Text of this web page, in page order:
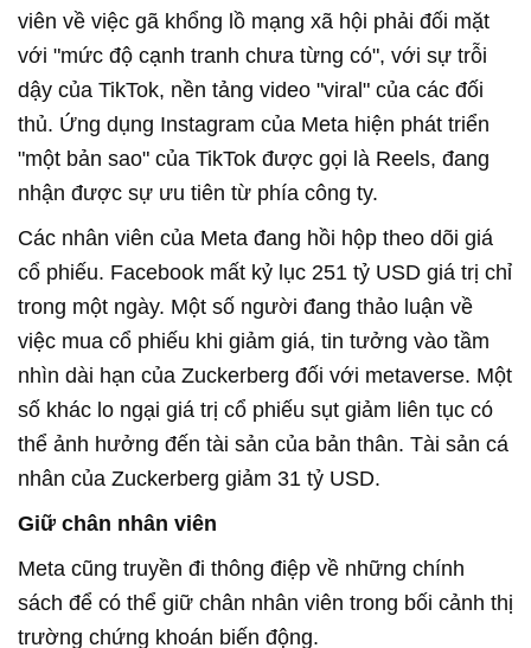
viên về việc gã khổng lồ mạng xã hội phải đối mặt
với "mức độ cạnh tranh chưa từng có", với sự trỗi
dậy của TikTok, nền tảng video "viral" của các đối
thủ. Ứng dụng Instagram của Meta hiện phát triển
"một bản sao" của TikTok được gọi là Reels, đang
nhận được sự ưu tiên từ phía công ty.
Các nhân viên của Meta đang hồi hộp theo dõi giá
cổ phiếu. Facebook mất kỷ lục 251 tỷ USD giá trị chỉ
trong một ngày. Một số người đang thảo luận về
việc mua cổ phiếu khi giảm giá, tin tưởng vào tầm
nhìn dài hạn của Zuckerberg đối với metaverse. Một
số khác lo ngại giá trị cổ phiếu sụt giảm liên tục có
thể ảnh hưởng đến tài sản của bản thân. Tài sản cá
nhân của Zuckerberg giảm 31 tỷ USD.
Giữ chân nhân viên
Meta cũng truyền đi thông điệp về những chính
sách để có thể giữ chân nhân viên trong bối cảnh thị
trường chứng khoán biến động.